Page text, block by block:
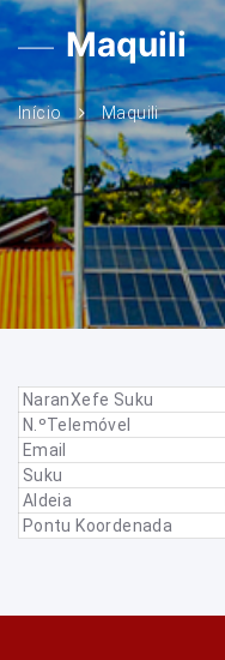
Maquili
Início Maquili
NaranXefe Suku
N.ºTelemóvel
Email
Suku
Aldeia
Pontu Koordenada